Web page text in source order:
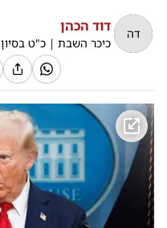
דה דוד הכהן
כיכר השבת | כ"ט בסיון